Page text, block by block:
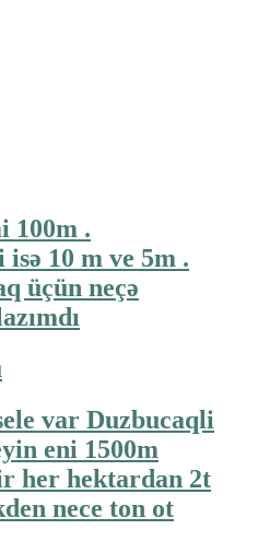
100m .
10 m ve 5m .
üçün neçə
var Duzbucaqli
eni 1500m
her hektardan 2t
nece ton ot